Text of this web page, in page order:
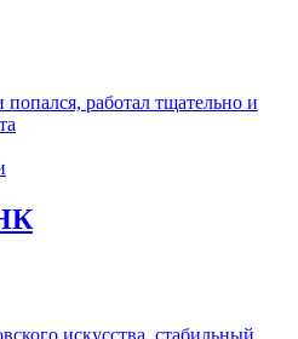
работал тщательно и